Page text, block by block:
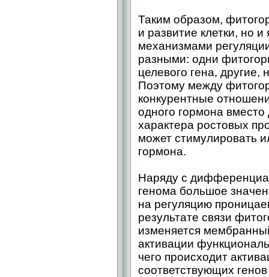
Таким образом,
и развитие клетки, но
механизмами
разными: одни
целевого гена, другие,
Поэтому между
конкурентные
одного гормона
характера ростовых
может стимулировать
гормона.
Наряду с
генома большое
на регуляцию
результате связи
изменяется
активации
чего происходит
соответствующих